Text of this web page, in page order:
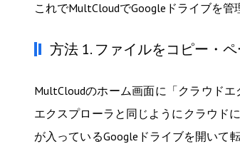
これでMultCloudでGoogleドライブを
方法 1. ファイルをコピー・ペ
MultCloudのホーム画面に「クラウド
エクスプローラと同じようにクラウド
が入っているGoogleドライブを開いて